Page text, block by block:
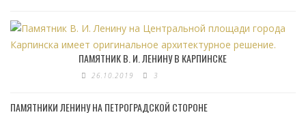
ПАМЯТНИК В. И. ЛЕНИНУ В КАРПИНСКЕ
26.10.2019 3
ПАМЯТНИКИ ЛЕНИНУ НА ПЕТРОГРАДСКОЙ СТОРОНЕ